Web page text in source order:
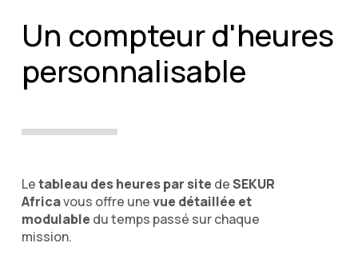
Un compteur d'heures
personnalisable
Letableau des heures par site deSEKUR
Africavous offre unevue détaillée et
modulable du temps passé sur chaque
mission.